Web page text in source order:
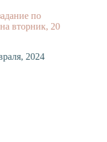
по
вторник, 20
2024